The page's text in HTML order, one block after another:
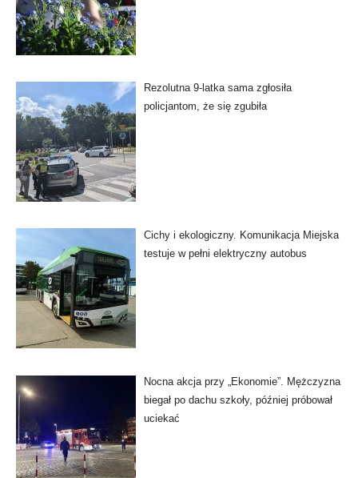
Rezolutna 9-latka sama zgłosiła
policjantom, że się zgubiła
Cichy i ekologiczny. Komunikacja Miejska
testuje w pełni elektryczny autobus
Nocna akcja przy „Ekonomie”. Mężczyzna
biegał po dachu szkoły, później próbował
uciekać